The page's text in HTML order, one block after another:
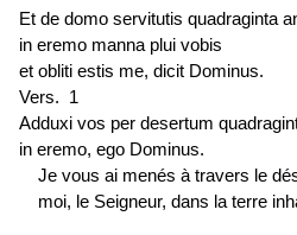
Et de domo servitutis quadraginta
in eremo manna plui vobis
et obliti estis me, dicit Dominus.
Vers. 1
Adduxi vos per desertum
in eremo, ego Dominus.
Je vous ai menés à travers le
moi, le Seigneur, dans la terre